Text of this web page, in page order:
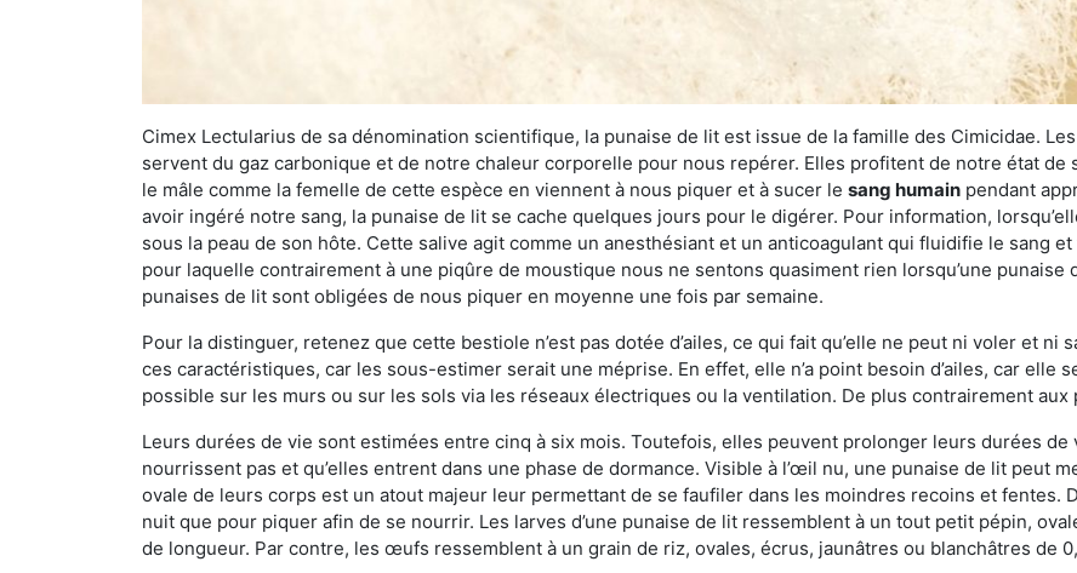
Cimex Lectularius de sa dénomination scientifique, la punaise de lit est issue de la famille des Cimicidae. Les
servent du gaz carbonique et de notre chaleur corporelle pour nous repérer. Elles profitent de notre état de
le mâle comme la femelle de cette espèce en viennent à nous piquer et à sucer le sang humain pendant
avoir ingéré notre sang, la punaise de lit se cache quelques jours pour le digérer. Pour information,
sous la peau de son hôte. Cette salive agit comme un anesthésiant et un anticoagulant qui fluidifie le sang et
pour laquelle contrairement à une piqûre de moustique nous ne sentons quasiment rien lorsqu’une
punaises de lit sont obligées de nous piquer en moyenne une fois par semaine.
Pour la distinguer, retenez que cette bestiole n’est pas dotée d’ailes, ce qui fait qu’elle ne peut ni voler et ni
ces caractéristiques, car les sous-estimer serait une méprise. En effet, elle n’a point besoin d’ailes, car elle
possible sur les murs ou sur les sols via les réseaux électriques ou la ventilation. De plus contrairement
Leurs durées de vie sont estimées entre cinq à six mois. Toutefois, elles peuvent prolonger leurs durées de
nourrissent pas et qu’elles entrent dans une phase de dormance. Visible à l’œil nu, une punaise de lit peut
ovale de leurs corps est un atout majeur leur permettant de se faufiler dans les moindres recoins et fentes.
nuit que pour piquer afin de se nourrir. Les larves d’une punaise de lit ressemblent à un tout petit pépin,
de longueur. Par contre, les œufs ressemblent à un grain de riz, ovales, écrus, jaunâtres ou blanchâtres de